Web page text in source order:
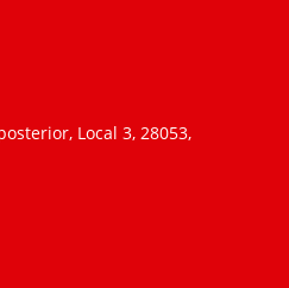
Local 3, 28053,